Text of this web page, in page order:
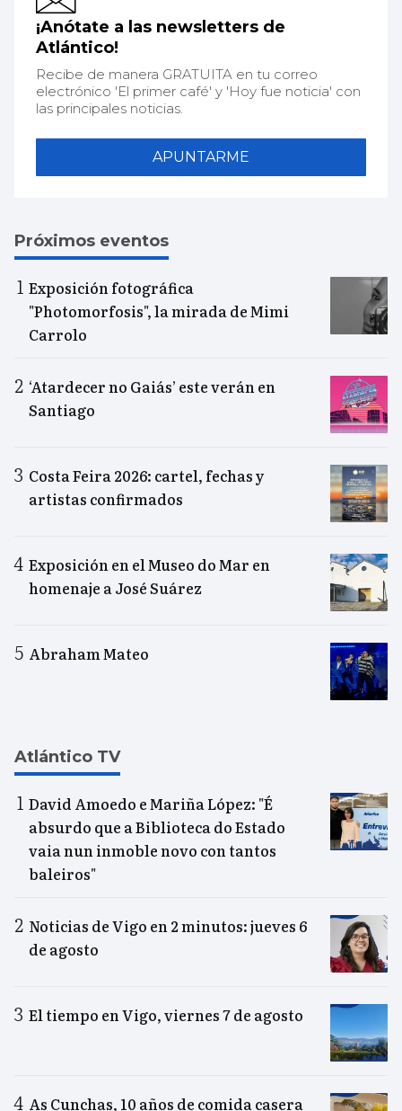
¡Anótate a las newsletters de
Atlántico!
Recibe de manera GRATUITA en tu correo
electrónico 'El primer café' y 'Hoy fue noticia' con
las principales noticias.
APUNTARME
Próximos eventos
Exposición fotográfica
"Photomorfosis", la mirada de Mimi
Carrolo
‘Atardecer no Gaiás’ este verán en
Santiago
Costa Feira 2026: cartel, fechas y
artistas confirmados
Exposición en el Museo do Mar en
homenaje a José Suárez
Abraham Mateo
Atlántico TV
David Amoedo e Mariña López: "É
absurdo que a Biblioteca do Estado
vaia nun inmoble novo con tantos
baleiros"
Noticias de Vigo en 2 minutos: jueves 6
de agosto
El tiempo en Vigo, viernes 7 de agosto
As Cunchas, 10 años de comida casera